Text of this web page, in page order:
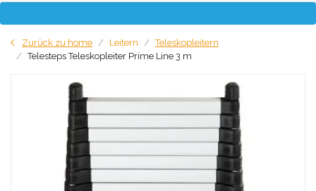
Zurück zu home Leitern
Teleskopleitern
Telesteps Teleskopleiter Prime Line 3 m